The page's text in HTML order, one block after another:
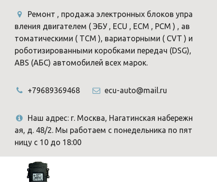
Ремонт , продажа электронных блоков упра
вления двигателем ( ЭБУ , ECU , ECM , PCM ) , ав
томатическими ( TCM ), вариаторными ( CVT ) и
роботизированными коробками передач (DSG),
ABS (АБС) автомобилей всех марок.
+79689369468 ecu-auto@mail.ru
Наш адрес: г. Москва, Нагатинская набережн
ая, д. 48/2. Мы работаем с понедельника по пят
ницу с 10 до 18:00